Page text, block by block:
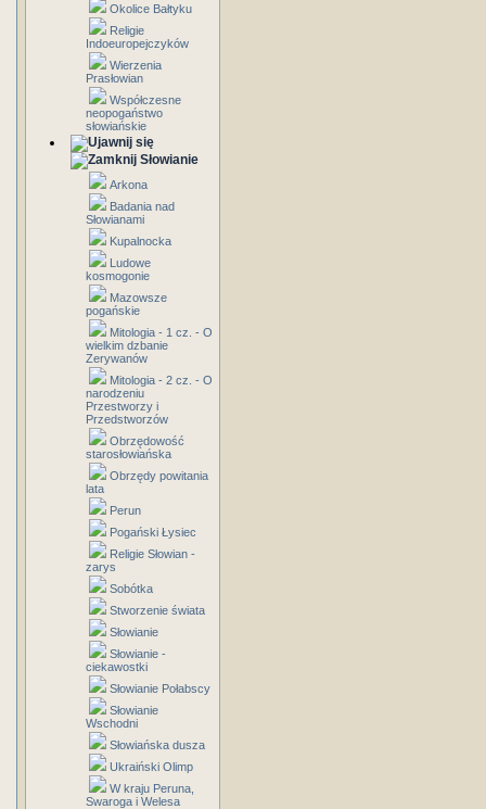
Okolice Bałtyku
Religie
Indoeuropejczyków
Wierzenia
Prasłowian
Współczesne
neopogaństwo
słowiańskie
Słowianie
Arkona
Badania nad
Słowianami
Kupalnocka
Ludowe
kosmogonie
Mazowsze
pogańskie
Mitologia - 1 cz. - O
wielkim dzbanie
Zerywanów
Mitologia - 2 cz. - O
narodzeniu
Przestworzy i
Przedstworzów
Obrzędowość
starosłowiańska
Obrzędy powitania
lata
Perun
Pogański Łysiec
Religie Słowian -
zarys
Sobótka
Stworzenie świata
Słowianie
Słowianie -
ciekawostki
Słowianie Połabscy
Słowianie
Wschodni
Słowiańska dusza
Ukraiński Olimp
W kraju Peruna,
Swaroga i Welesa